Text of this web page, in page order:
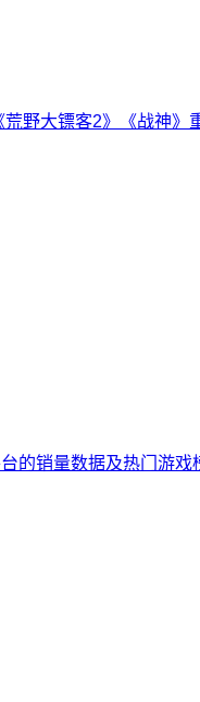
野大镖客2》《战神》
的销量数据及热门游戏